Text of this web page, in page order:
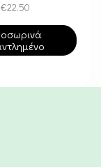
€22.50